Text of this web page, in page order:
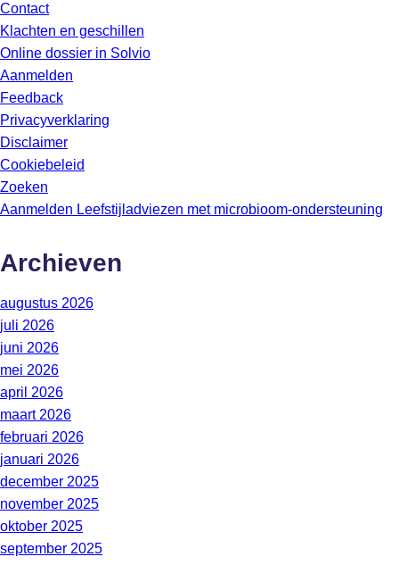
Contact
Klachten en geschillen
Online dossier in Solvio
Aanmelden
Feedback
Privacyverklaring
Disclaimer
Cookiebeleid
Zoeken
Aanmelden Leefstijladviezen met microbioom-ondersteuning
Archieven
augustus 2026
juli 2026
juni 2026
mei 2026
april 2026
maart 2026
februari 2026
januari 2026
december 2025
november 2025
oktober 2025
september 2025